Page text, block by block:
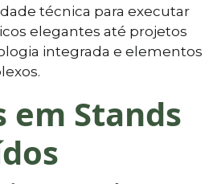
técnica para executar
elegantes até projetos
integrada e elementos
em Stands